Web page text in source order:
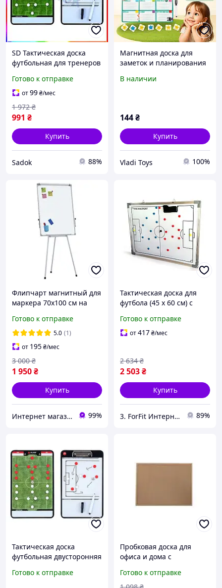
SD Тактическая доска
футбольная для тренеров
планирования игровых
стратегий Sadok top Sad-
03
Готово к отправке
от99₴/мес
991 ₴
1 972 ₴
Купить
Sadok 88%
Магнитная доска для
заметок и планирования
В наличии
144₴
Купить
Vladi Toys 100%
Флипчарт магнитный для
маркера 70х100 см на
треноге
Готово к отправке
5.0 (1)
от 195₴/мес
1 950₴
3 000 ₴
Купить
Интернет магазин ТерЛайн 99%
Тактическая доска для
футбола (45 х 60 см) с
для планирования
стратегии легко носить и
Готово к отправке
от417₴/мес
2 503₴
2 634 ₴
Купить
3. ForFit Интернет-магазин спортивных товаров 89%
Тактическая доска
футбольная двусторонняя
тренеров и игроков
Готово к отправке
Пробковая доска для
офиса и дома с
универсальная для
Готово к отправке